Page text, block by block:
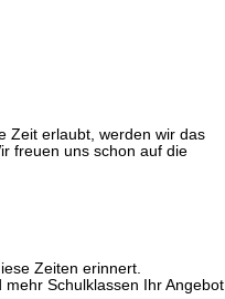
Zeit erlaubt, werden wir das
freuen uns schon auf die
Zeiten erinnert.
Schulklassen Ihr Angebot